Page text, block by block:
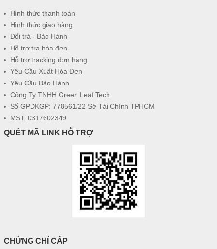
Hình thức thanh toán
Hình thức giao hàng
Đổi trả - Bảo Hành
Hỗ trợ tra hóa đơn
Hỗ trợ tracking đơn hàng
Yêu Cầu Xuất Hóa Đơn
Yêu Cầu Bảo Hành
Công Ty TNHH Green Leaf Tech
Số GPĐKGP: 778561/22 Sở Tài Chính TPHCM
MST: 0317602349
QUÉT MÃ LINK HỖ TRỢ
CHỨNG CHỈ CẤP